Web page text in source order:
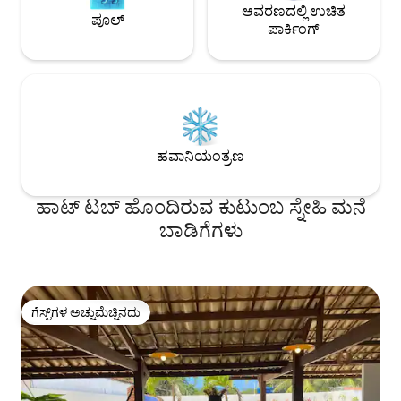
ಪೂಲ್
ಆವರಣದಲ್ಲಿ ಉಚಿತ
ಪಾರ್ಕಿಂಗ್
ಹವಾನಿಯಂತ್ರಣ
ಹಾಟ್ ಟಬ್ ಹೊಂದಿರುವ ಕುಟುಂಬ ಸ್ನೇಹಿ ಮನೆ
ಬಾಡಿಗೆಗಳು
ಗೆಸ್ಟ್‌ಗಳ ಅಚ್ಚುಮೆಚ್ಚಿನದು
ಗೆಸ್ಟ್‌ಗಳ ಅಚ್ಚುಮೆಚ್ಚಿನದು